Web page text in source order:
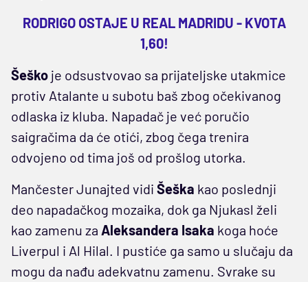
RODRIGO OSTAJE U REAL MADRIDU - KVOTA
1,60!
Šeško je odsustvovao sa prijateljske utakmice
protiv Atalante u subotu baš zbog očekivanog
odlaska iz kluba. Napadač je već poručio
saigračima da će otići, zbog čega trenira
odvojeno od tima još od prošlog utorka.
Mančester Junajted vidi Šeška kao poslednji
deo napadačkog mozaika, dok ga Njukasl želi
kao zamenu za Aleksandera Isaka koga hoće
Liverpul i Al Hilal. I pustiće ga samo u slučaju da
mogu da nađu adekvatnu zamenu. Svrake su